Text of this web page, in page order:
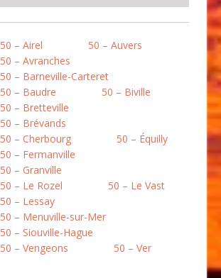
50 – Airel
50 – Auvers
50 – Avranches
50 – Barneville-Carteret
50 – Baudre
50 – Biville
50 – Bretteville
50 – Brévands
50 – Cherbourg
50 – Équilly
50 – Fermanville
50 – Granville
50 – Le Rozel
50 – Le Vast
50 – Lessay
50 – Menuville-sur-Mer
50 – Siouville-Hague
50 – Vengeons
50 – Ver